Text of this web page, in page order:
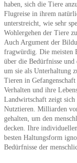
haben, sich die Tiere
Flugreise in ihrem
unterstreicht, wie sehr
Wohlergehen der Tiere
Auch Argument der
fragwürdig. Die meisten
über die Bedürfnisse
um sie als Unterhaltung
Tieren in
Verhalten und ihre
Landwirtschaft zeigt sich
Nutztieren. Milliarden
gehalten, um den
decken. Ihre
besten Haltungsform
Bedürfnisse der